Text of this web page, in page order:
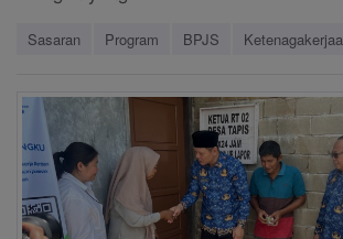
Sasaran Program BPJS